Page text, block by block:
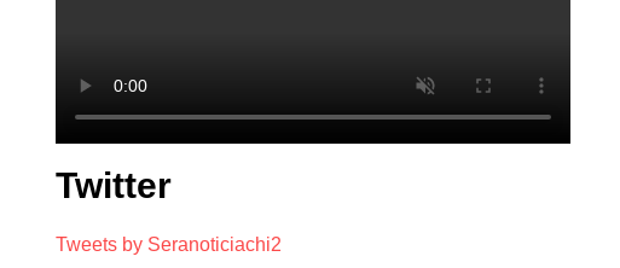
Twitter
Tweets by Seranoticiachi2